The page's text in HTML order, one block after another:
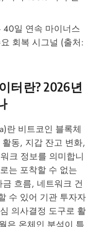
일 연속 마이너스
회복 시그널 (출처:
터란? 2026년
란 비트코인 블록체
동, 지갑 잔고 변화,
크 정보를 의미합니
는 포착할 수 없는
흐름, 네트워크 건
수 있어 기관 투자자
의사결정 도구로 활
은 온체인 분석이 특